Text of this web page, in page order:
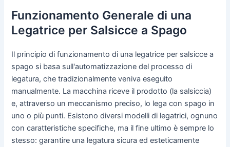
Funzionamento Generale di una
Legatrice per Salsicce a Spago
Il principio di funzionamento di una legatrice per salsicce a
spago si basa sull'automatizzazione del processo di
legatura, che tradizionalmente veniva eseguito
manualmente. La macchina riceve il prodotto (la salsiccia)
e, attraverso un meccanismo preciso, lo lega con spago in
uno o più punti. Esistono diversi modelli di legatrici, ognuno
con caratteristiche specifiche, ma il fine ultimo è sempre lo
stesso: garantire una legatura sicura ed esteticamente